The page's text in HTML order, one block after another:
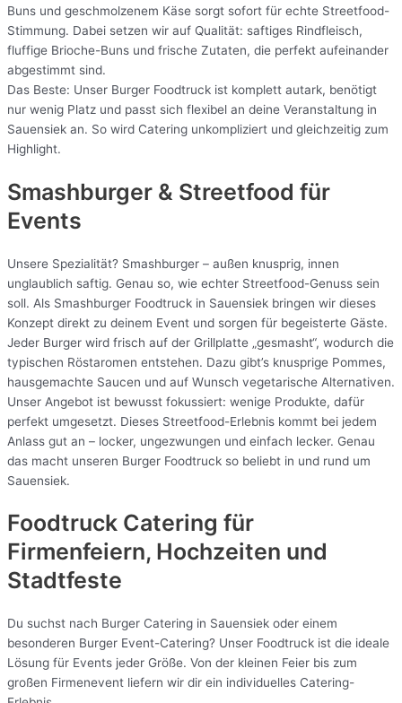
Buns und geschmolzenem Käse sorgt sofort für echte Streetfood-
Stimmung. Dabei setzen wir auf Qualität: saftiges Rindfleisch,
fluffige Brioche-Buns und frische Zutaten, die perfekt aufeinander
abgestimmt sind.
Das Beste: Unser Burger Foodtruck ist komplett autark, benötigt
nur wenig Platz und passt sich flexibel an deine Veranstaltung in
Sauensiek an. So wird Catering unkompliziert und gleichzeitig zum
Highlight.
Smashburger & Streetfood für
Events
Unsere Spezialität? Smashburger – außen knusprig, innen
unglaublich saftig. Genau so, wie echter Streetfood-Genuss sein
soll. Als Smashburger Foodtruck in Sauensiek bringen wir dieses
Konzept direkt zu deinem Event und sorgen für begeisterte Gäste.
Jeder Burger wird frisch auf der Grillplatte „gesmasht“, wodurch die
typischen Röstaromen entstehen. Dazu gibt’s knusprige Pommes,
hausgemachte Saucen und auf Wunsch vegetarische Alternativen.
Unser Angebot ist bewusst fokussiert: wenige Produkte, dafür
perfekt umgesetzt. Dieses Streetfood-Erlebnis kommt bei jedem
Anlass gut an – locker, ungezwungen und einfach lecker. Genau
das macht unseren Burger Foodtruck so beliebt in und rund um
Sauensiek.
Foodtruck Catering für
Firmenfeiern, Hochzeiten und
Stadtfeste
Du suchst nach Burger Catering in Sauensiek oder einem
besonderen Burger Event-Catering? Unser Foodtruck ist die ideale
Lösung für Events jeder Größe. Von der kleinen Feier bis zum
großen Firmenevent liefern wir dir ein individuelles Catering-